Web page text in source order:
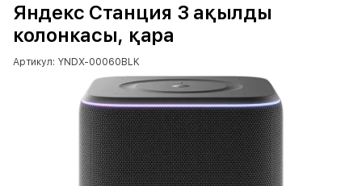
Яндекс Станция 3 ақылды
колонкасы, қара
Артикул: YNDX-00060BLK